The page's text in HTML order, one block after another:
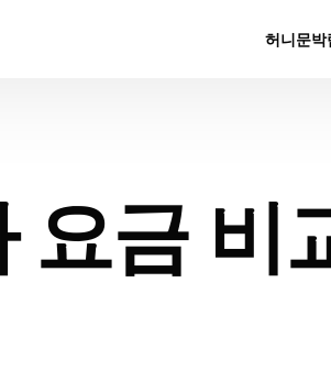
허니문박
요금 비